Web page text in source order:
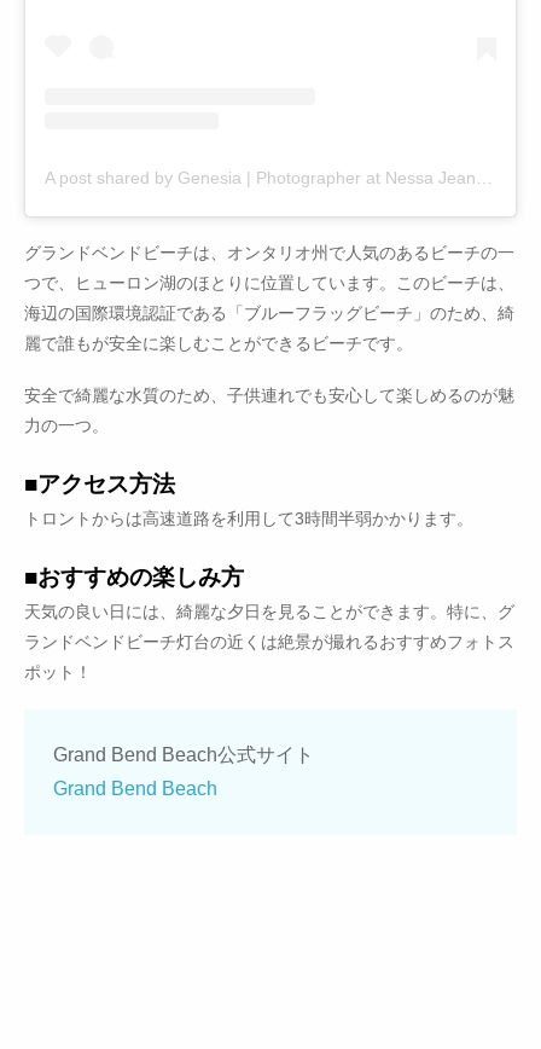
A post shared by Genesia | Photographer at Nessa Jean Photography, London Ontario (@nessa_jean_photography)
グランドベンドビーチは、オンタリオ州で人気のあるビーチの一
つで、ヒューロン湖のほとりに位置しています。このビーチは、
海辺の国際環境認証である「ブルーフラッグビーチ」のため、綺
麗で誰もが安全に楽しむことができるビーチです。
安全で綺麗な水質のため、子供連れでも安心して楽しめるのが魅
力の一つ。
■アクセス方法
トロントからは高速道路を利用して3時間半弱かかります。
■おすすめの楽しみ方
天気の良い日には、綺麗な夕日を見ることができます。特に、グ
ランドベンドビーチ灯台の近くは絶景が撮れるおすすめフォトス
ポット！
Grand Bend Beach公式サイト
Grand Bend Beach